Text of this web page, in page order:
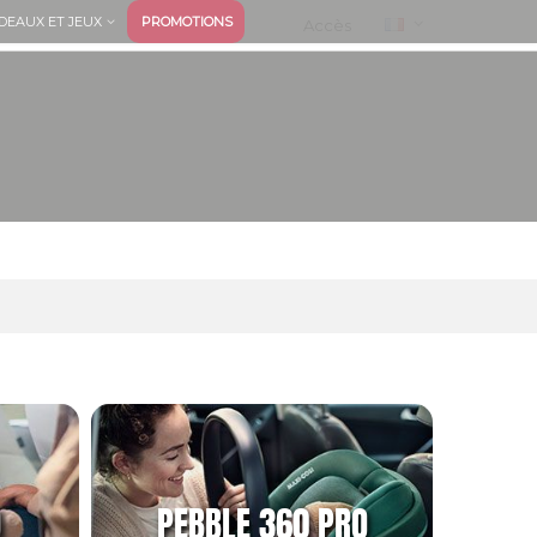
ET JEUX PROMOTIONS
PEBBLE 360 PRO